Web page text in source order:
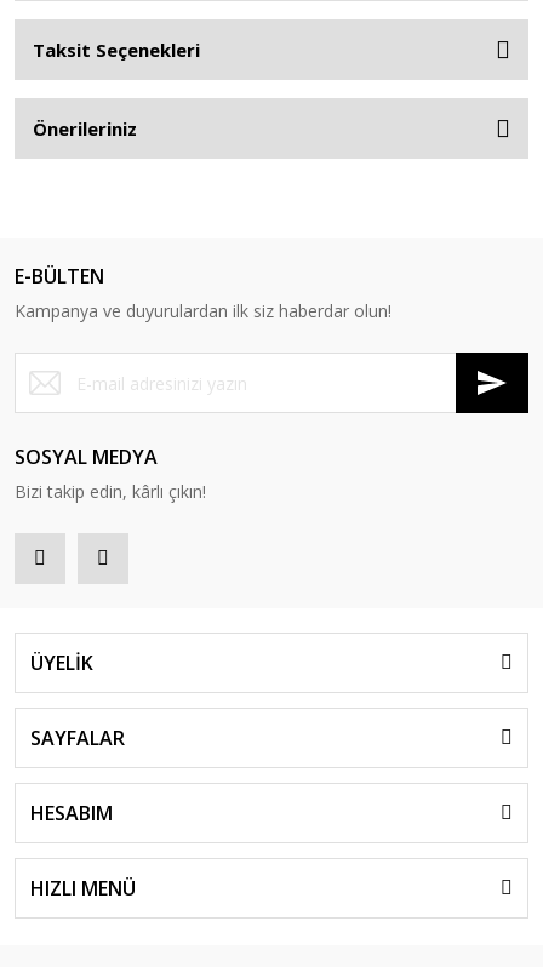
Taksit Seçenekleri
Önerileriniz
E-BÜLTEN
Kampanya ve duyurulardan ilk siz haberdar olun!
SOSYAL MEDYA
Bizi takip edin, kârlı çıkın!
ÜYELİK
SAYFALAR
HESABIM
HIZLI MENÜ